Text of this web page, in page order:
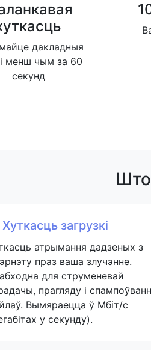
дакладныя
менш чым за 60
секунд
загрузкі
атрымання дадзеных з
праз ваша злучэнне.
для струменевай
прагляду і
Вымяраецца ў Мбіт/с
у секунду).